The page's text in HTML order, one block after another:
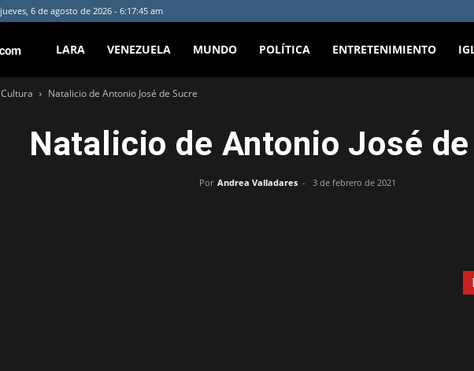
jueves, 6 de agosto de 2026 - 6:17:45 am
Noticias251
LARA VENEZUELA MUNDO POLÍTICA ENTRETENIMIENTO
Cultura Natalicio de Antonio José de Sucre
Natalicio de Antonio José
Por Andrea Valladares - 3 de febrero de 2021